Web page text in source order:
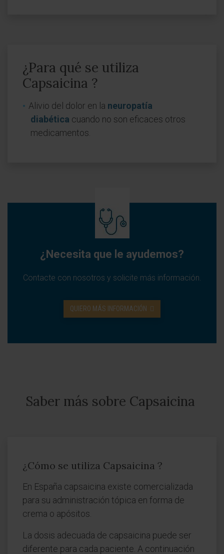
¿Para qué se utiliza
Capsaicina ?
Alivio del dolor en la neuropatía
diabética cuando no son eficaces otros
medicamentos.
¿Necesita que le ayudemos?
Contacte con nosotros y solicite más información.
QUIERO MÁS INFORMACIÓN
Saber más sobre Capsaicina
¿Cómo se utiliza Capsaicina ?
En España capsaicina existe comercializada
para su administración tópica en forma de
crema o apósitos.
La dosis adecuada de capsaicina puede ser
diferente para cada paciente. A continuación